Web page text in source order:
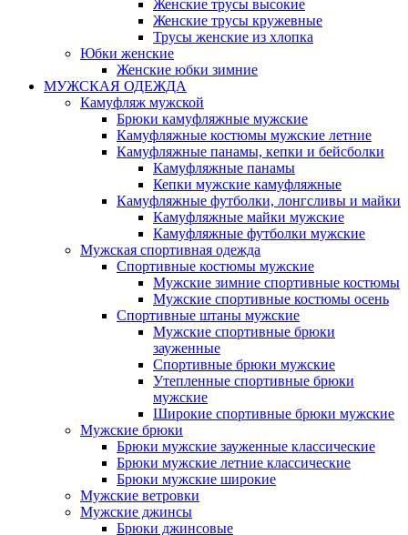
Женские трусы высокие
Женские трусы кружевные
Трусы женские из хлопка
Юбки женские
Женские юбки зимние
МУЖСКАЯ ОДЕЖДА
Камуфляж мужской
Брюки камуфляжные мужские
Камуфляжные костюмы мужские летние
Камуфляжные панамы, кепки и бейсболки
Камуфляжные панамы
Кепки мужские камуфляжные
Камуфляжные футболки, лонгсливы и майки
Камуфляжные майки мужские
Камуфляжные футболки мужские
Мужская спортивная одежда
Спортивные костюмы мужские
Мужские зимние спортивные костюмы
Мужские спортивные костюмы осень
Спортивные штаны мужские
Мужские спортивные брюки
зауженные
Спортивные брюки мужские
Утепленные спортивные брюки
мужские
Широкие спортивные брюки мужские
Мужские брюки
Брюки мужские зауженные классические
Брюки мужские летние классические
Брюки мужские широкие
Мужские ветровки
Мужские джинсы
Брюки джинсовые